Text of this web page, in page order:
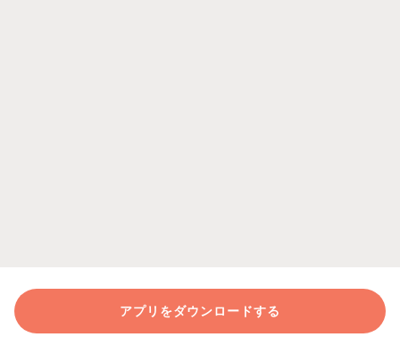
アプリをダウンロードする